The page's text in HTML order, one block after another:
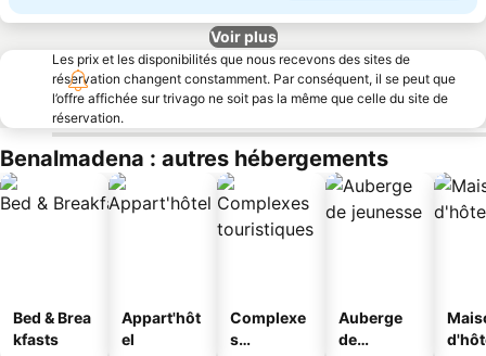
Voir plus
Les prix et les disponibilités que nous recevons des sites de
réservation changent constamment. Par conséquent, il se peut que
l’offre affichée sur trivago ne soit pas la même que celle du site de
réservation.
Benalmadena : autres hébergements
Bed & Brea
kfasts
Appart'hôt
el
Complexe
s
Auberge
de